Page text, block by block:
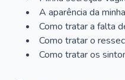
A aparência da
Como tratar a falta
Como tratar o
Como tratar os